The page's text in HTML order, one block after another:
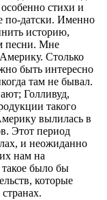
стихи и
по-датски. Именно
историю,
песни. Мне
Столько
быть интересно
там не бывал.
Голливуд,
такого
вылилась в
Этот период
и неожиданно
нам на
такое было бы
которые